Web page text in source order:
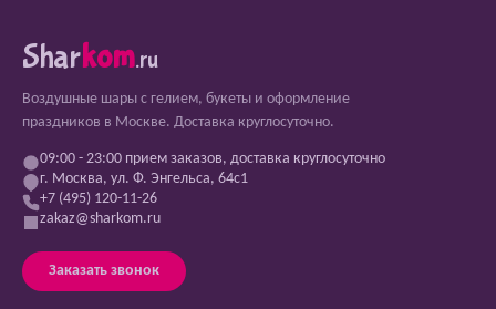
Sharkom.ru
Воздушные шары с гелием, букеты и оформление
праздников в Москве. Доставка круглосуточно.
09:00 - 23:00 прием заказов, доставка круглосуточно
г. Москва, ул. Ф. Энгельса, 64с1
+7 (495) 120-11-26
zakaz@sharkom.ru
Заказать звонок